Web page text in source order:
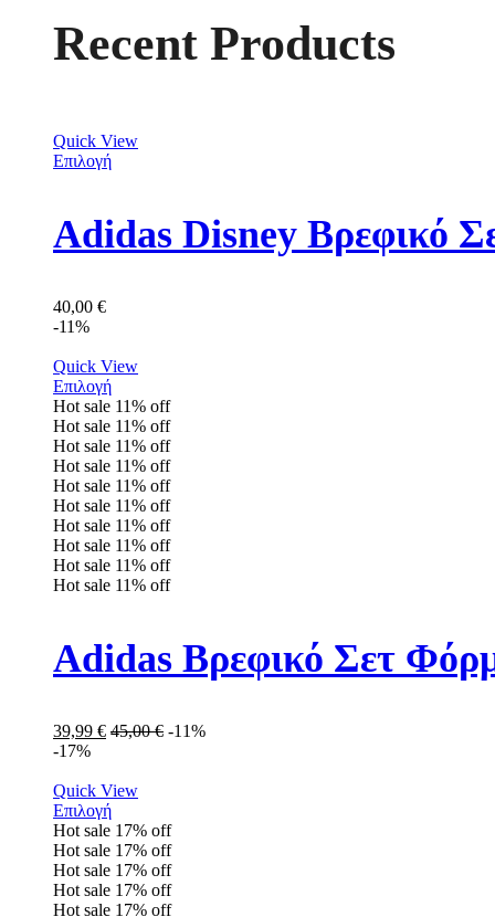
Recent Products
Quick View
Επιλογή
Adidas Disney Βρεφικό
40,00 €
-11%
Quick View
Επιλογή
Hot sale 11% off
Hot sale 11% off
Hot sale 11% off
Hot sale 11% off
Hot sale 11% off
Hot sale 11% off
Hot sale 11% off
Hot sale 11% off
Hot sale 11% off
Hot sale 11% off
Adidas Βρεφικό Σετ
39,99 € 45,00€ -11%
-17%
Quick View
Επιλογή
Hot sale 17% off
Hot sale 17% off
Hot sale 17% off
Hot sale 17% off
Hot sale 17% off